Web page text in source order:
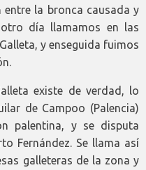
la bronca causada y
día llamamos en las
y enseguida fuimos
existe de verdad, lo
de Campoo (Palencia)
palentina, y se disputa
Fernández. Se llama así
galleteras de la zona y